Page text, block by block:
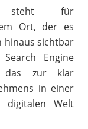
für
Ort, der es
hinaus sichtbar
Engine
das zur klar
in einer
digitalen Welt